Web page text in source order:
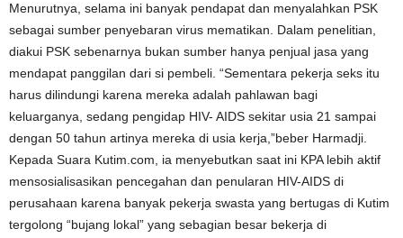
Menurutnya, selama ini banyak pendapat dan menyalahkan PSK
sebagai sumber penyebaran virus mematikan. Dalam penelitian,
diakui PSK sebenarnya bukan sumber hanya penjual jasa yang
mendapat panggilan dari si pembeli. “Sementara pekerja seks itu
harus dilindungi karena mereka adalah pahlawan bagi
keluarganya, sedang pengidap HIV- AIDS sekitar usia 21 sampai
dengan 50 tahun artinya mereka di usia kerja,”beber Harmadji.
Kepada Suara Kutim.com, ia menyebutkan saat ini KPA lebih aktif
mensosialisasikan pencegahan dan penularan HIV-AIDS di
perusahaan karena banyak pekerja swasta yang bertugas di Kutim
tergolong “bujang lokal” yang sebagian besar bekerja di